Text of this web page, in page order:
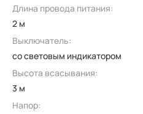
Длина провода питания:
2 м
Выключатель:
со световым индикатором
Высота всасывания:
3 м
Напор: